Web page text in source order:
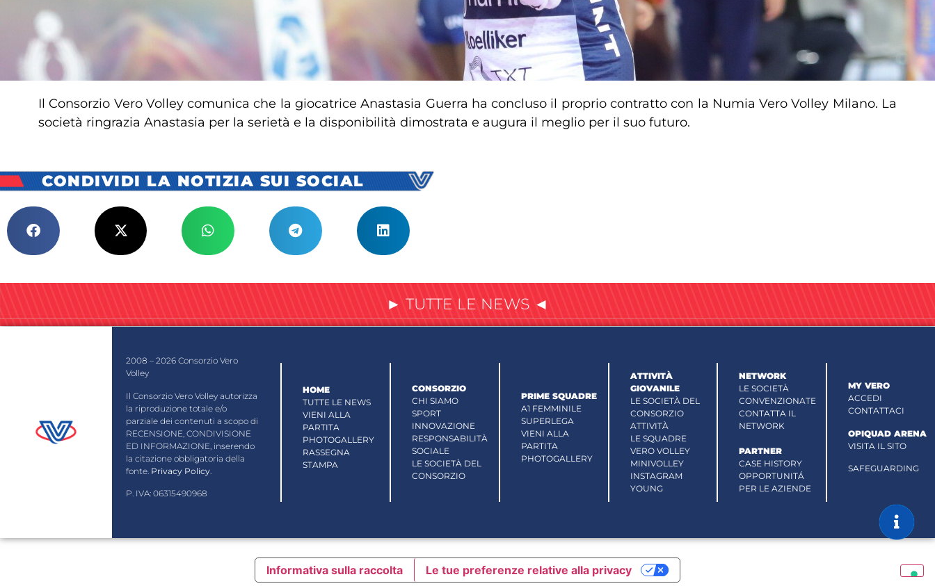
Il Consorzio Vero Volley comunica che la giocatrice Anastasia Guerra ha concluso il proprio contratto con la Numia Vero Volley Milano. La
società ringrazia Anastasia per la serietà e la disponibilità dimostrata e augura il meglio per il suo futuro.
CONDIVIDI LA NOTIZIA SUI SOCIAL
► TUTTE LE NEWS ◄
2008 – 2026 Consorzio Vero
Volley
Il Consorzio Vero Volley autorizza
la riproduzione totale e/o
parziale dei contenuti a scopo di
RECENSIONE, CONDIVISIONE
ED INFORMAZIONE, inserendo
la citazione obbligatoria della
fonte. Privacy Policy
P. IVA: 06315490968
HOME
TUTTE LE NEWS
VIENI ALLA
PARTITA
PHOTOGALLERY
RASSEGNA
STAMPA
CONSORZIO
CHI SIAMO
SPORT
INNOVAZIONE
RESPONSABILITÀ
SOCIALE
LE SOCIETÀ DEL
CONSORZIO
PRIME SQUADRE
A1 FEMMINILE
SUPERLEGA
VIENI ALLA
PARTITA
PHOTOGALLERY
ATTIVITÀ
GIOVANILE
LE SOCIETÀ DEL
CONSORZIO
ATTIVITÀ
LE SQUADRE
VERO VOLLEY
MINIVOLLEY
INSTAGRAM
YOUNG
NETWORK
LE SOCIETÀ
CONVENZIONATE
CONTATTA IL
NETWORK
PARTNER
CASE HISTORY
OPPORTUNITÁ
PER LE AZIENDE
MY VERO
ACCEDI
CONTATTACI
OPIQUAD ARENA
VISITA IL SITO
SAFEGUARDING
Informativa sulla raccolta Le tue preferenze relative alla privacy